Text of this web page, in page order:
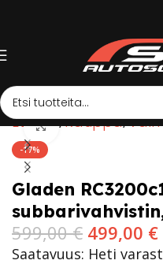
Etusivu Kauppa
-17%
Click to enlarge
Gladen
599,00€ 499,00 €
Saatavuus: Heti